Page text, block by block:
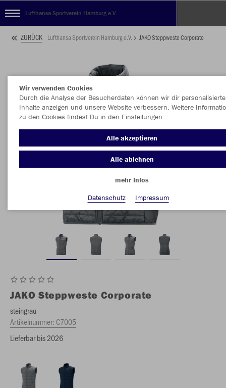
Lufthansa Sportverein Hamburg e.V.
ZURÜCK Lufthansa Sportverein Hamburg e.V. JAKO Steppweste Corporate
JAKO Steppweste Corporate
steingrau
Artikelnummer: C7005
Lieferbar bis 2026
Wir verwenden Cookies
Durch die Analyse der Besucherdaten können wir dir personalisierte
Inhalte anzeigen und unsere Website verbessern. Weitere
zu den Cookies findest Du in den Einstellungen.
Alle akzeptieren
Alle ablehnen
mehr Infos
Datenschutz
Impressum